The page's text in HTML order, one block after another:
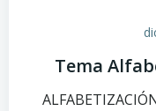
Tema